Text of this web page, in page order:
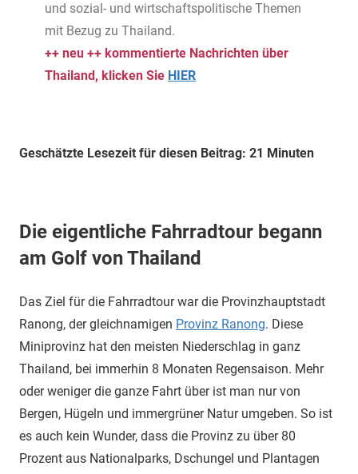
und sozial- und wirtschaftspolitische Themen
mit Bezug zu Thailand.
++ neu ++ kommentierte Nachrichten über
Thailand, klicken Sie HIER
Geschätzte Lesezeit für diesen Beitrag: 21 Minuten
Die eigentliche Fahrradtour begann
am Golf von Thailand
Das Ziel für die Fahrradtour war die Provinzhauptstadt
Ranong, der gleichnamigen Provinz Ranong. Diese
Miniprovinz hat den meisten Niederschlag in ganz
Thailand, bei immerhin 8 Monaten Regensaison. Mehr
oder weniger die ganze Fahrt über ist man nur von
Bergen, Hügeln und immergrüner Natur umgeben. So ist
es auch kein Wunder, dass die Provinz zu über 80
Prozent aus Nationalparks, Dschungel und Plantagen